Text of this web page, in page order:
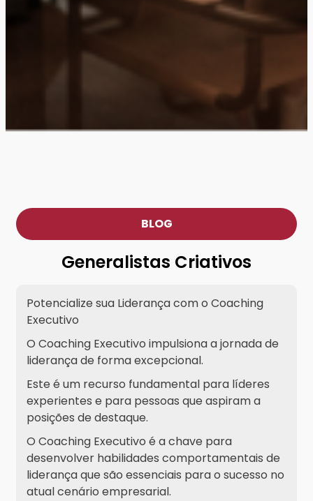
BLOG
Generalistas Criativos
Potencialize sua Liderança com o Coaching
Executivo
O Coaching Executivo impulsiona a jornada de
liderança de forma excepcional.
Este é um recurso fundamental para líderes
experientes e para pessoas que aspiram a
posições de destaque.
O Coaching Executivo é a chave para
desenvolver habilidades comportamentais de
liderança que são essenciais para o sucesso no
atual cenário empresarial.